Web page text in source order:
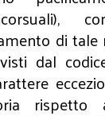
di
dal
rispetto